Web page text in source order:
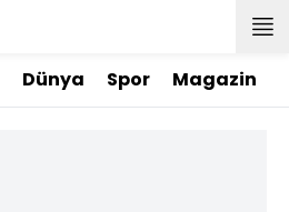
Dünya Spor Magazin